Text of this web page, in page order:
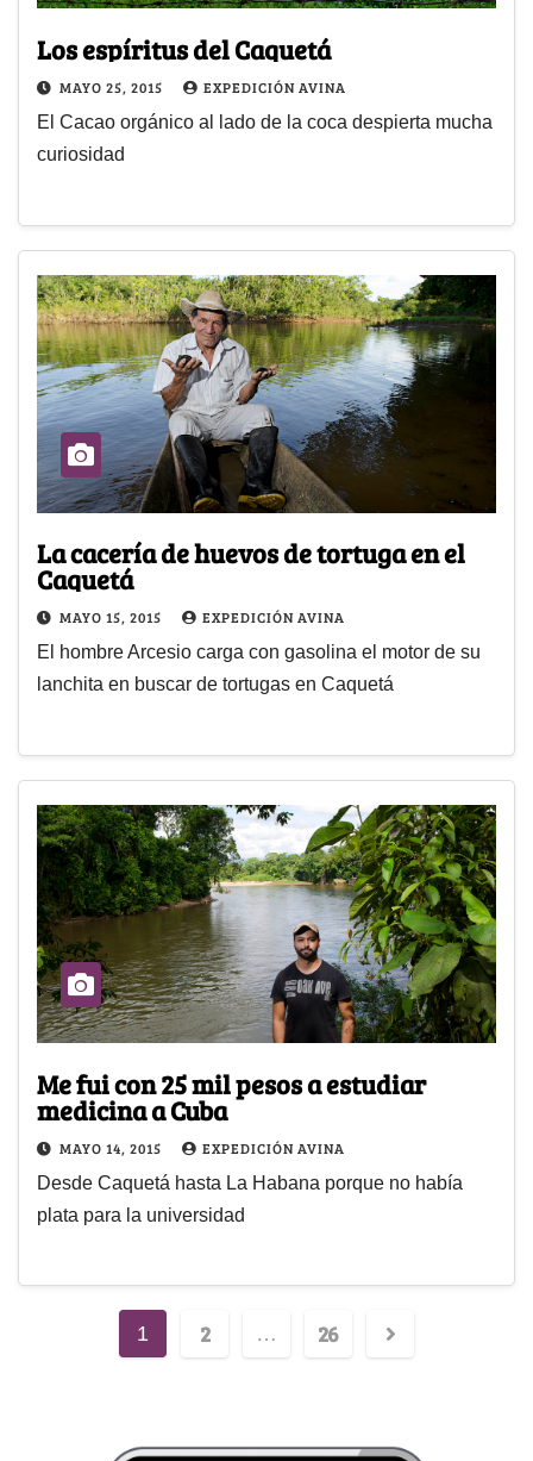
Los espíritus del Caquetá
MAYO 25, 2015 EXPEDICIÓN AVINA
El Cacao orgánico al lado de la coca despierta mucha
curiosidad
La cacería de huevos de tortuga en el
Caquetá
MAYO 15, 2015 EXPEDICIÓN AVINA
El hombre Arcesio carga con gasolina el motor de su
lanchita en buscar de tortugas en Caquetá
Me fui con 25 mil pesos a estudiar
medicina a Cuba
MAYO 14, 2015 EXPEDICIÓN AVINA
Desde Caquetá hasta La Habana porque no había
plata para la universidad
1 2 … 26